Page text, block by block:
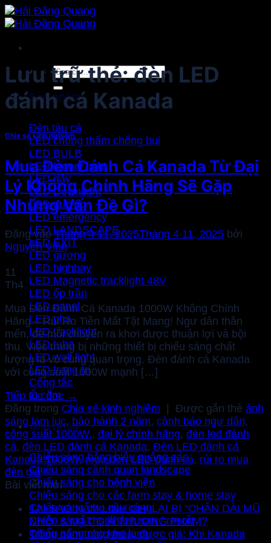
Bỏ
qua
dung
Search
for:
Sản phẩm
Đèn tàu cá
LED chống thấm chống bụi
LED BULB
LED Linear light
LED dây
LED Downlight
LED đường
LED emergency
LED LANDSCAPE
LED EXIT
LED gương
LED highbay
LED Magnetic tracklight 48V
LED ốp trần
LED panel
LED pha
LED tracklight
LED tube
LED wall light
LED trang trí
Công tắc
Ổ cắm
Giải pháp
Chiếu sáng bảng hiệu quảng cáo
Chiếu sáng cảnh quan landscape
Chiếu sáng cho bệnh viện
Chiếu sáng cho các farm stay & home stay
Chiếu sáng cho cầu cảng
Chiếu sáng cho khách sạn / resort
Chiếu sáng cho kho lạnh
Lưu trữ thẻ:đèn LED
đánh cá Kanada
Chia sẻ kinh nghiệm
Mua Đèn Đánh Cá Kanada Từ Đại
Lý Không Chính Hãng Sẽ Gặp
Những Vấn Đề Gì?
Đăng vàoTháng 4 11, 2025Tháng 4 11, 2025 bởi
Nguyễn Vinh
11
Th4
Mua Đèn Đánh Cá Kanada 1000W Không Chính
Hãng – Rủi Ro Tiền Mất Tật Mang! Ngư dân thân
mến, để mỗi chuyến ra khơi được thuận lợi và bội
thu. Việc trang bị những thiết bị chiếu sáng chất
lượng là vô cùng quan trọng. Đèn đánh cá Kanada
với công suất 1000W mạnh […]
Tiếp tục đọc →
Đăng trong Chia sẻ kinh nghiệm | Được gắn thẻ ánh
sáng lam lục,bảo hành 2 năm, cảnh báo ngư dân,
công suất 1000W., đại lý chính hãng, đèn led đánh
cá, đèn LED đánh cá Kanada, Đèn LED đánh cá
Kanada 1000W,mua đèn LED đánh cá, rủi ro mua
đèn giả
Bài viết mới
TẠI SAO NẤM LINH CHI LẠI BỊ “CHÂN DÀI MŨ
NHỎ” & MẤT GIÁ THƯƠNG PHẨM?
Trồng nấm trúng mùa, được giá: Khi Kanada